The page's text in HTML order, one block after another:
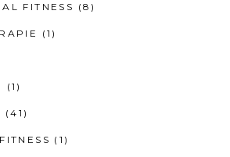
FITNESS (8)
(1)
(1)
(41)
(1)